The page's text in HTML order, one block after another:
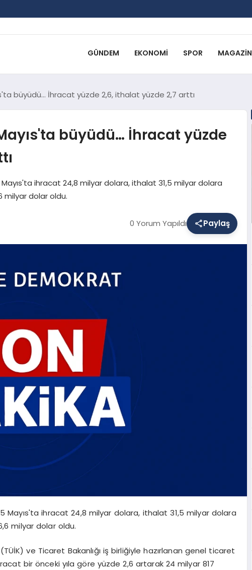
GÜNDEM EKONOMI SPOR MAGAZIN
büyüdü… İhracat yüzde 2,6, ithalat yüzde 2,7 arttı
büyüdü… İhracat yüzde
Mayıs'ta ihracat 24,8 milyar dolara, ithalat 31,5 milyar dolara
milyar dolar oldu.
0 Yorum Yapıldı Paylaş
Mayıs'ta ihracat 24,8 milyar dolara, ithalat 31,5 milyar dolara
milyar dolar oldu.
ve Ticaret Bakanlığı iş birliğiyle hazırlanan genel ticaret
bir önceki yıla göre yüzde 2,6 artarak 24 milyar 817